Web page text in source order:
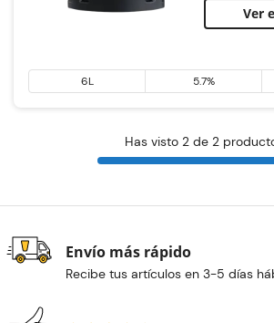
Ver
6L 5.7%
Has visto 2 de 2
Envío más rápido
Recibe tus artículos en 3-5 días